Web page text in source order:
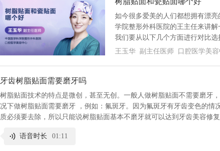
如今很多爱美的人们都想拥有漂
学院整形外科医院的王主任来讲
我们要从以下几个方面进行对比
王玉华 副主任医师 口腔医学美容
牙齿树脂贴面需要磨牙吗
树脂贴面技术的特点是微创，甚至无创。一般人做树脂贴面不需要磨牙
况下做树脂贴面需要磨牙 ，例如：氟斑牙。因为氟斑牙有牙齿变色的
质必须要去除，所以只能说树脂贴面基本不磨牙就可以达到牙齿美容修
语音时长 01:11